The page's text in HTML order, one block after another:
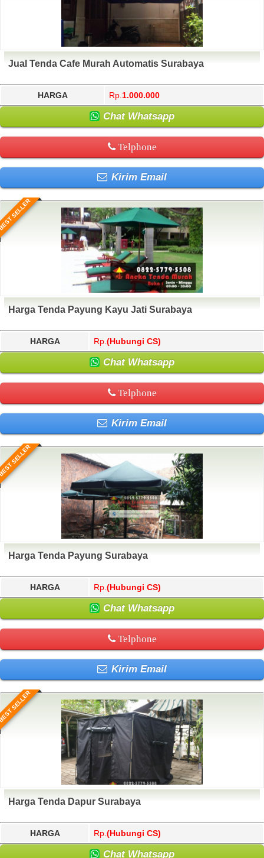
Jual Tenda Cafe Murah Automatis Surabaya
HARGA Rp. 1.000.000
Chat Whatsapp
Telphone
Kirim Email
SELLER
Harga Tenda Payung Kayu Jati Surabaya
HARGA Rp. (Hubungi CS)
Chat Whatsapp
Telphone
Kirim Email
SELLER
Harga Tenda Payung Surabaya
HARGA Rp. (Hubungi CS)
Chat Whatsapp
Telphone
Kirim Email
SELLER
Harga Tenda Dapur Surabaya
HARGA Rp. (Hubungi CS)
Chat Whatsapp